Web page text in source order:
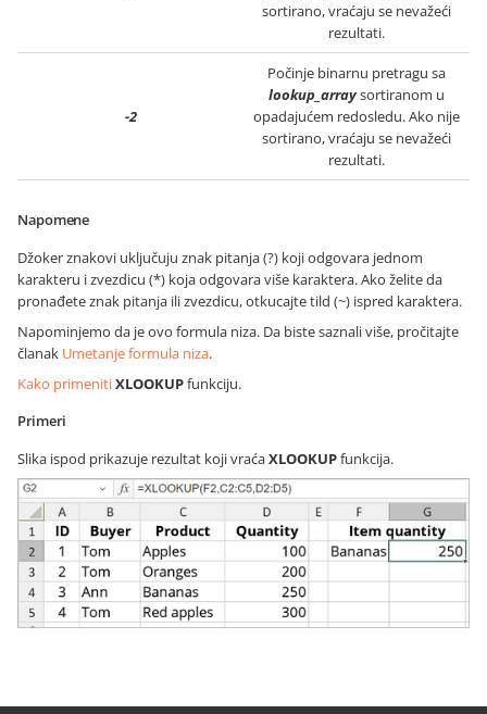
sortirano, vraćaju se nevažeći
rezultati.
-2
Počinje binarnu pretragu sa
lookup_arraysortiranom u
opadajućem redosledu. Ako nije
sortirano, vraćaju se nevažeći
rezultati.
Napomene
Džoker znakovi uključuju znak pitanja (?) koji odgovara jednom
karakteru i zvezdicu (*) koja odgovara više karaktera. Ako želite da
pronađete znak pitanja ili zvezdicu, otkucajte tild (~) ispred karaktera.
Napominjemo da je ovo formula niza. Da biste saznali više, pročitajte
članak Umetanje formula niza.
Kako primenitiXLOOKUPfunkciju.
Primeri
Slika ispod prikazuje rezultat koji vraćaXLOOKUPfunkcija.